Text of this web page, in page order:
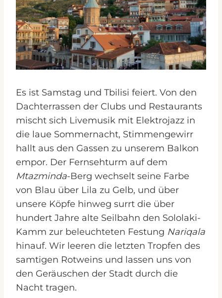
Es ist Samstag und Tbilisi feiert. Von den
Dachterrassen der Clubs und Restaurants
mischt sich Livemusik mit Elektrojazz in
die laue Sommernacht, Stimmengewirr
hallt aus den Gassen zu unserem Balkon
empor. Der Fernsehturm auf dem
Mtazminda-Berg wechselt seine Farbe
von Blau über Lila zu Gelb, und über
unsere Köpfe hinweg surrt die über
hundert Jahre alte Seilbahn den Sololaki-
Kamm zur beleuchteten Festung Nariqala
hinauf. Wir leeren die letzten Tropfen des
samtigen Rotweins und lassen uns von
den Geräuschen der Stadt durch die
Nacht tragen.